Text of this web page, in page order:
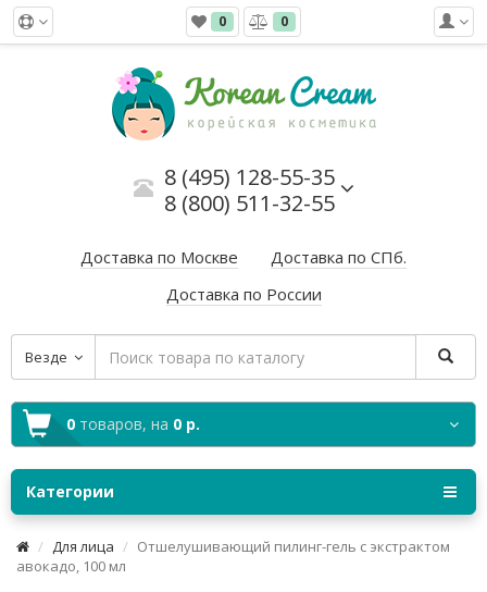
0 0
8 (495) 128-55-35
8 (800) 511-32-55
Доставка по Москве
Доставка по СПб.
Доставка по России
Везде
0 товаров, на 0 р.
Категории
Для лица
Отшелушивающий пилинг-гель с экстрактом
авокадо, 100 мл